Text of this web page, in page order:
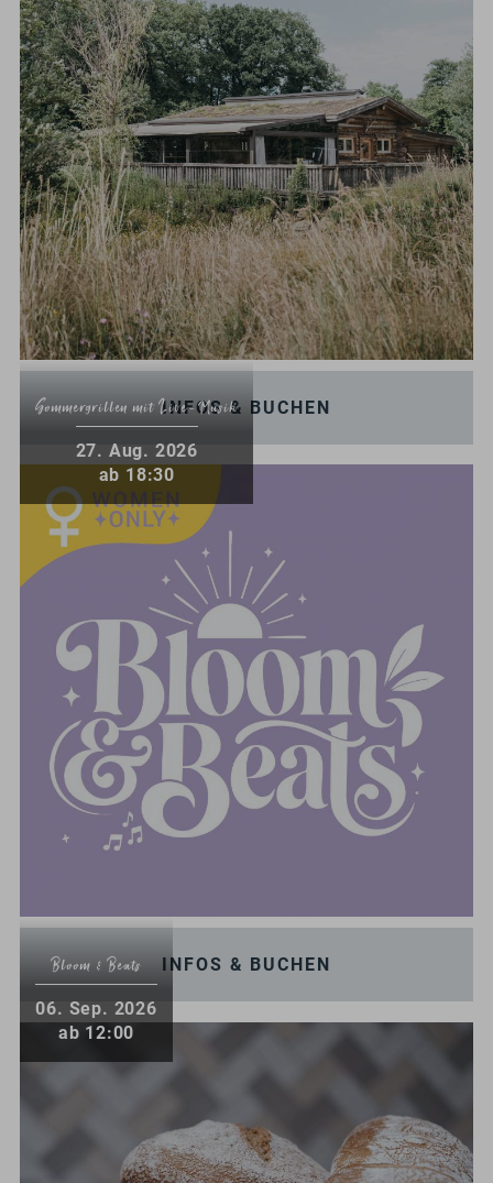
Sommergrillen mit Live-Musik
27. Aug. 2026
ab 18:30
INFOS & BUCHEN
Bloom & Beats
06. Sep. 2026
ab 12:00
INFOS & BUCHEN